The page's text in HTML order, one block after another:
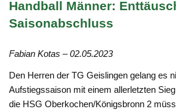
Handball Männer:
Saisonabschluss
Fabian Kotas – 02.05.2023
Den Herren der TG Geislingen gelang es
Aufstiegssaison mit einem allerletzten
die HSG Oberkochen/Königsbronn 2